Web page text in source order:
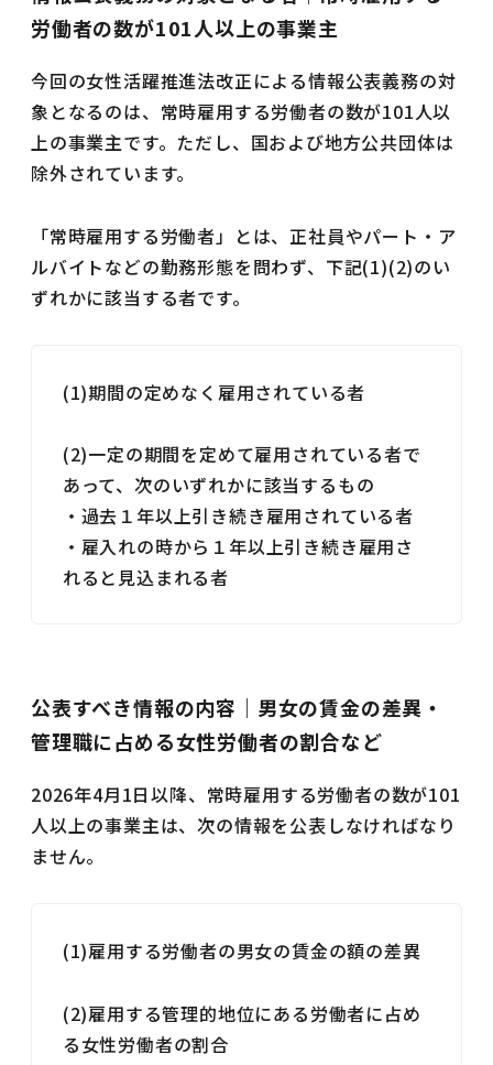
労働者の数が101人以上の事業主
今回の女性活躍推進法改正による情報公表義務の対
象となるのは、常時雇用する労働者の数が101人以
上の事業主です。ただし、国および地方公共団体は
除外されています。
「常時雇用する労働者」とは、正社員やパート・ア
ルバイトなどの勤務形態を問わず、下記(1)(2)のい
ずれかに該当する者です。
(1)期間の定めなく雇用されている者
(2)一定の期間を定めて雇用されている者で
あって、次のいずれかに該当するもの
・過去１年以上引き続き雇用されている者
・雇入れの時から１年以上引き続き雇用さ
れると見込まれる者
公表すべき情報の内容｜男女の賃金の差異・
管理職に占める女性労働者の割合など
2026年4月1日以降、常時雇用する労働者の数が101
人以上の事業主は、次の情報を公表しなければなり
ません。
(1)雇用する労働者の男女の賃金の額の差異
(2)雇用する管理的地位にある労働者に占め
る女性労働者の割合